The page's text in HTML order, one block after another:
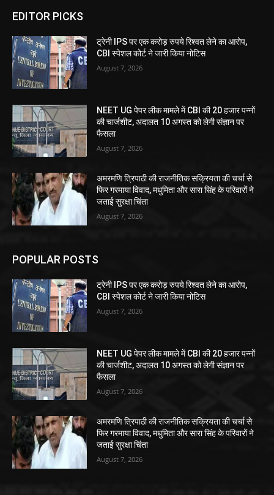
EDITOR PICKS
ट्रेनी IPS पर एक करोड़ रुपये रिश्वत लेने का आरोप,
CBI स्पेशल कोर्ट ने जारी किया नोटिस
August 7, 2026
NEET UG पेपर लीक मामले में CBI की 20 हजार पन्नों
की चार्जशीट, अदालत 10 अगस्त को लेगी संज्ञान पर
फैसला
August 7, 2026
अमरमणि त्रिपाठी की राजनीतिक सक्रियता की चर्चा से
फिर गरमाया विवाद, मधुमिता और सारा सिंह के परिवारों ने
जताई सुरक्षा चिंता
August 7, 2026
POPULAR POSTS
ट्रेनी IPS पर एक करोड़ रुपये रिश्वत लेने का आरोप,
CBI स्पेशल कोर्ट ने जारी किया नोटिस
August 7, 2026
NEET UG पेपर लीक मामले में CBI की 20 हजार पन्नों
की चार्जशीट, अदालत 10 अगस्त को लेगी संज्ञान पर
फैसला
August 7, 2026
अमरमणि त्रिपाठी की राजनीतिक सक्रियता की चर्चा से
फिर गरमाया विवाद, मधुमिता और सारा सिंह के परिवारों ने
जताई सुरक्षा चिंता
August 7, 2026